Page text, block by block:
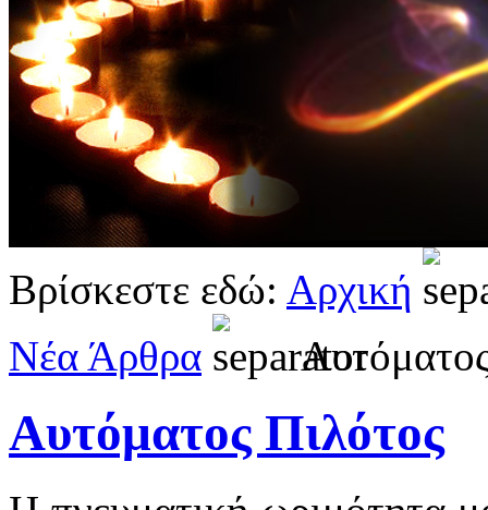
Βρίσκεστε εδώ: Αρχική
Νέα Άρθρα
Αυτόματος Πιλότος